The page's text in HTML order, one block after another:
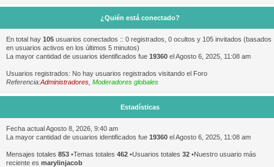
¿Quién está conectado?
En total hay 105 usuarios conectados :: 0 registrados, 0 ocultos y 105 invitados (basados
en usuarios activos en los últimos 5 minutos)
La mayor cantidad de usuarios identificados fue 19360 el Agosto 6, 2025, 11:08 am
Usuarios registrados: No hay usuarios registrados visitando el Foro
Referencia:Administradores Moderadores globales
Estadísticas
Fecha actual Agosto 8, 2026, 9:40 am
La mayor cantidad de usuarios identificados fue 19360 el Agosto 6, 2025, 11:08 am
Mensajes totales 853 •Temas totales 462 •Usuarios totales 32 •Nuestro usuario más
reciente es marylinjacob